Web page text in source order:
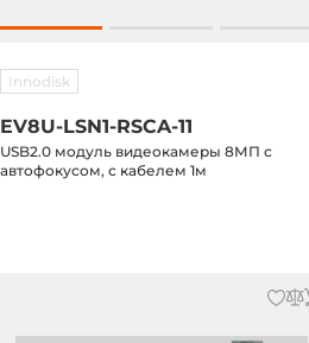
Innodisk
EV8U-LSN1-RSCA-11
USB2.0 модуль видеокамеры 8МП с
автофокусом, с кабелем 1м